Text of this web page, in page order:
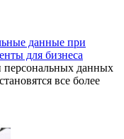
данные при
для бизнеса
персональных данных
все более